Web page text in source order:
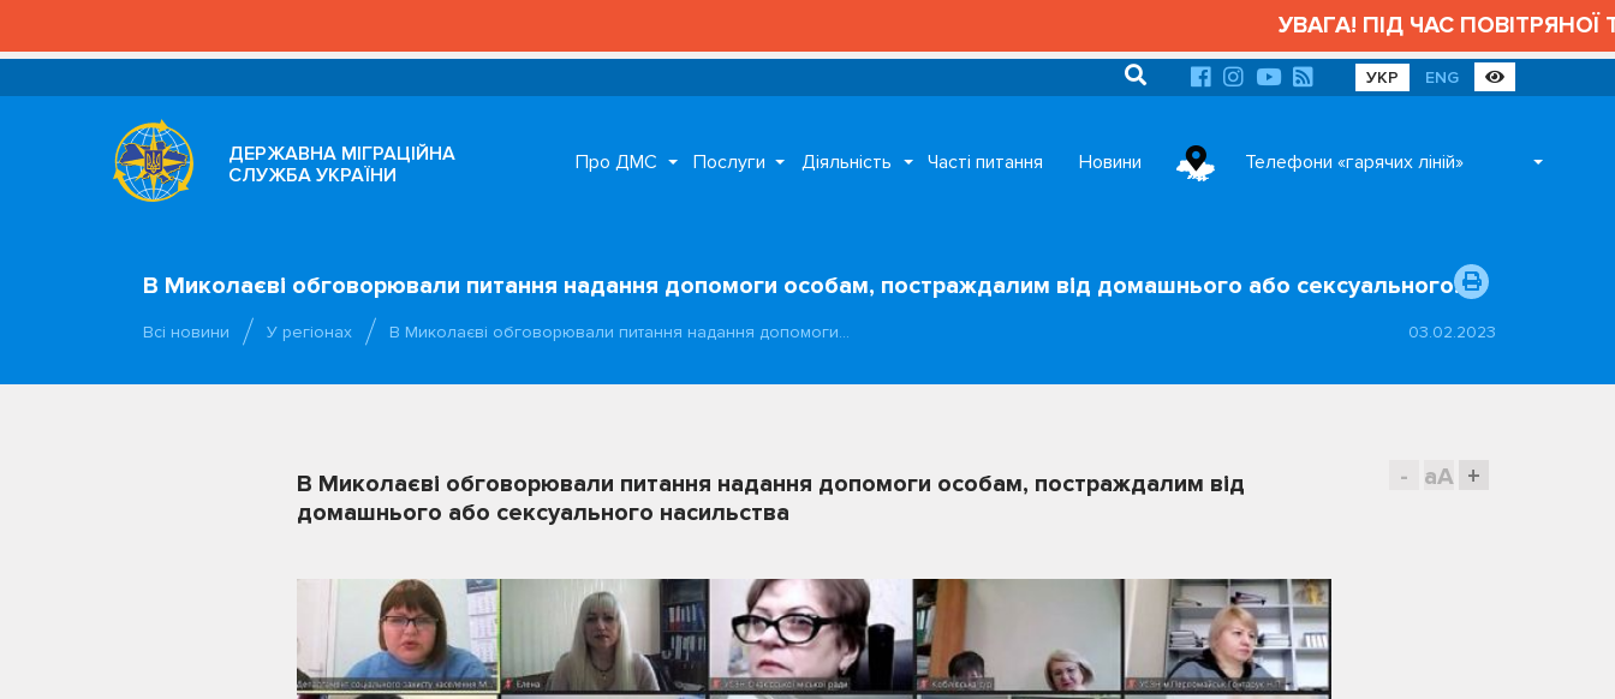
УВАГА! ПІД ЧАС ПОВІТРЯНОЇ
УКР ENG
ДЕРЖАВНА МІГРАЦІЙНА
СЛУЖБА УКРАЇНИ
Про ДМС Послуги Діяльність Часті питання Новини Телефони «гарячих ліній»
В Миколаєві обговорювали питання надання допомоги особам, постраждалим від домашнього або сексуального…
Всі новини У регіонах В Миколаєві обговорювали питання надання допомоги… 03.02.2023
- aA +
В Миколаєві обговорювали питання надання допомоги особам, постраждалим від
домашнього або сексуального насильства